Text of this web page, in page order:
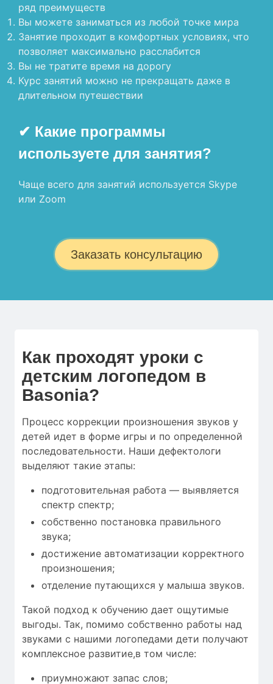
ряд преимуществ
Вы можете заниматься из любой точке мира
Занятие проходит в комфортных условиях, что
позволяет максимально расслабится
Вы не тратите время на дорогу
Курс занятий можно не прекращать даже в
длительном путешествии
✔ Какие программы
используете для занятия?
Чаще всего для занятий используется Skype
или Zoom
Заказать консультацию
Как проходят уроки с
детским логопедом в
Basonia?
Процесс коррекции произношения звуков у
детей идет в форме игры и по определенной
последовательности. Наши дефектологи
выделяют такие этапы:
подготовительная работа — выявляется
спектр спектр;
собственно постановка правильного
звука;
достижение автоматизации корректного
произношения;
отделение путающихся у малыша звуков.
Такой подход к обучению дает ощутимые
выгоды. Так, помимо собственно работы над
звуками с нашими логопедами дети получают
комплексное развитие,в том числе:
приумножают запас слов;